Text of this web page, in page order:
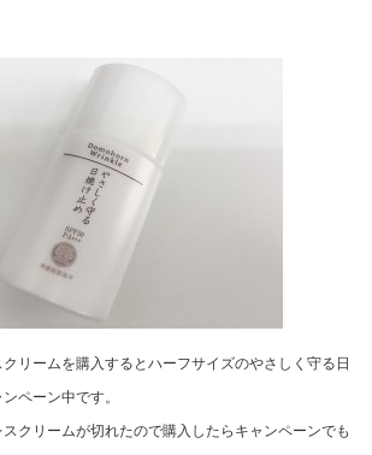
リームを購入するとハーフサイズのやさしく守る日
ペーン中です。
クリームが切れたので購入したらキャンペーンでも